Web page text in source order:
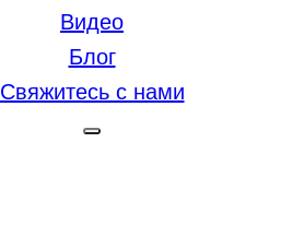
Видео
Блог
Свяжитесь с нами